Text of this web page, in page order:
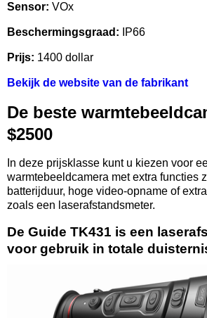
Sensor: VOx
Beschermingsgraad: IP66
Prijs: 1400 dollar
Bekijk de website van de fabrikant
De beste
$2500
In deze prijsklasse kunt u kiezen voor
warmtebeeldcamera met extra functies
batterijduur, hoge video-opname of
zoals een laserafstandsmeter.
De Guide TK431 is een
voor gebruik in totale